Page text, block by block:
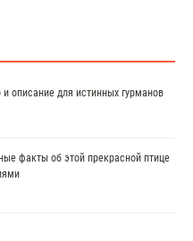
описание для истинных гурманов
факты об этой прекрасной птице